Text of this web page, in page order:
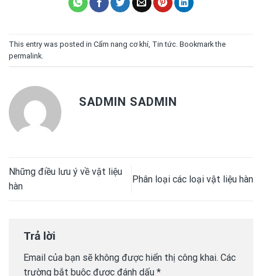
This entry was posted in Cẩm nang cơ khí Tin tức . Bookmark the
permalink
SADMIN SADMIN
Những điều lưu ý về vật liệu
hàn
Phân loại các loại vật liệu hàn
Trả lời
Email của bạn sẽ không được hiển thị công khai. Các
trường bắt buộc được đánh dấu *